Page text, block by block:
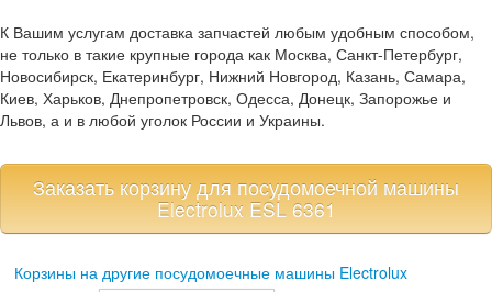
К Вашим услугам доставка запчастей любым удобным способом,
не только в такие крупные города как Москва, Санкт-Петербург,
Новосибирск, Екатеринбург, Нижний Новгород, Казань, Самара,
Киев, Харьков, Днепропетровск, Одесса, Донецк, Запорожье и
Львов, а и в любой уголок России и Украины.
Заказать корзину для посудомоечной машины
Electrolux ESL 6361
Корзины на другие посудомоечные машины Electrolux